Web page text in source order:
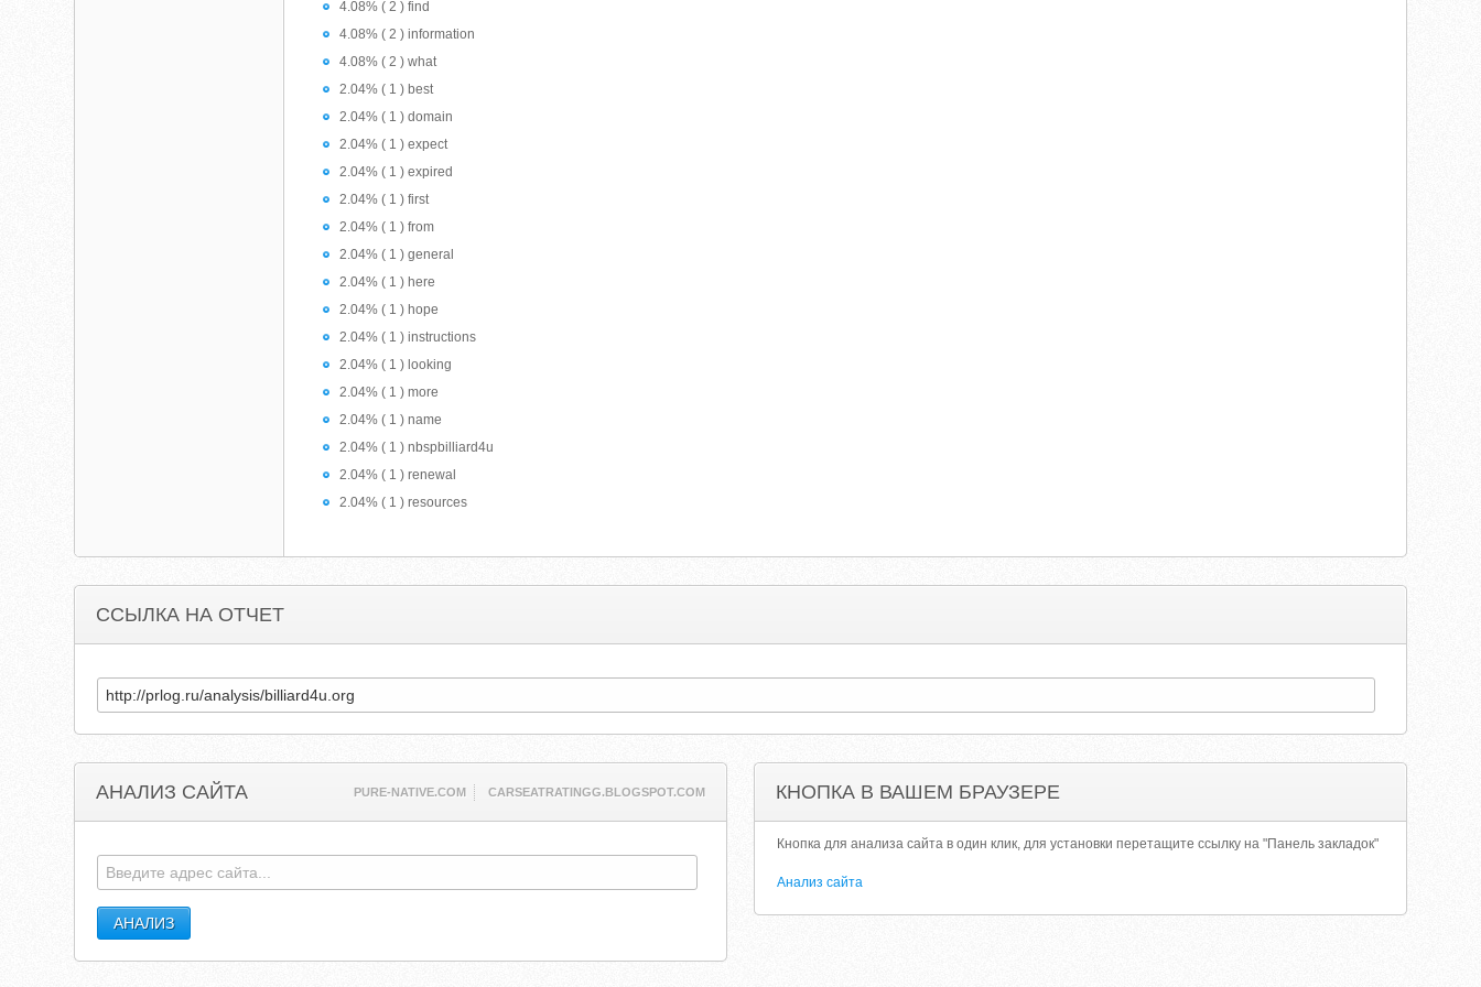
4.08% ( 2 ) find
4.08% ( 2 ) information
4.08% ( 2 ) what
2.04% ( 1 ) best
2.04% ( 1 ) domain
2.04% ( 1 ) expect
2.04% ( 1 ) expired
2.04% ( 1 ) first
2.04% ( 1 ) from
2.04% ( 1 ) general
2.04% ( 1 ) here
2.04% ( 1 ) hope
2.04% ( 1 ) instructions
2.04% ( 1 ) looking
2.04% ( 1 ) more
2.04% ( 1 ) name
2.04% ( 1 ) nbspbilliard4u
2.04% ( 1 ) renewal
2.04% ( 1 ) resources
ССЫЛКА НА ОТЧЕТ
АНАЛИЗ САЙТА PURE-NATIVE.COM CARSEATRATINGG.BLOGSPOT.COM КНОПКА В ВАШЕМ БРАУЗЕРЕ
Кнопка для анализа сайта в один клик, для установки перетащите ссылку на "Панель закладок"
Анализ сайта